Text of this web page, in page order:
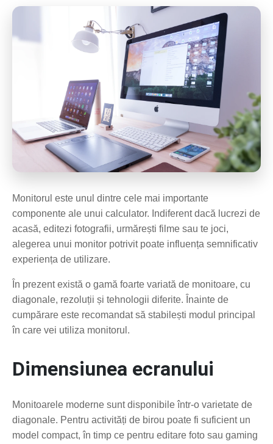
Monitorul este unul dintre cele mai importante
componente ale unui calculator. Indiferent dacă lucrezi de
acasă, editezi fotografii, urmărești filme sau te joci,
alegerea unui monitor potrivit poate influența semnificativ
experiența de utilizare.
În prezent există o gamă foarte variată de monitoare, cu
diagonale, rezoluții și tehnologii diferite. Înainte de
cumpărare este recomandat să stabilești modul principal
în care vei utiliza monitorul.
Dimensiunea ecranului
Monitoarele moderne sunt disponibile într-o varietate de
diagonale. Pentru activități de birou poate fi suficient un
model compact, în timp ce pentru editare foto sau gaming